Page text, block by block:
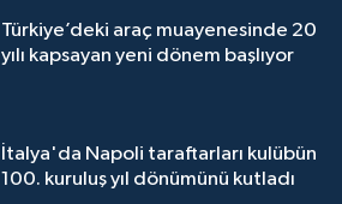
Türkiye’deki araç muayenesinde 20
yılı kapsayan yeni dönem başlıyor
İtalya'da Napoli taraftarları kulübün
100. kuruluş yıl dönümünü kutladı